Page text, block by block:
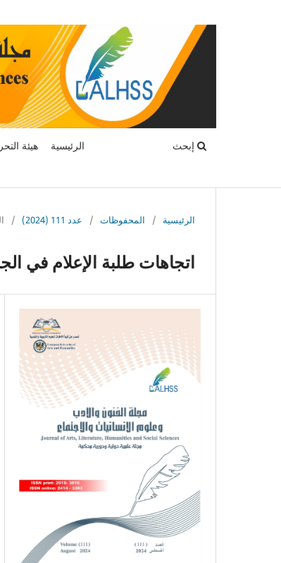
الرئيسية هيئة إبحث
الرئيسية / المحفوظات / عدد 111 (2024) /
اتجاهات طلبة الإعلام في